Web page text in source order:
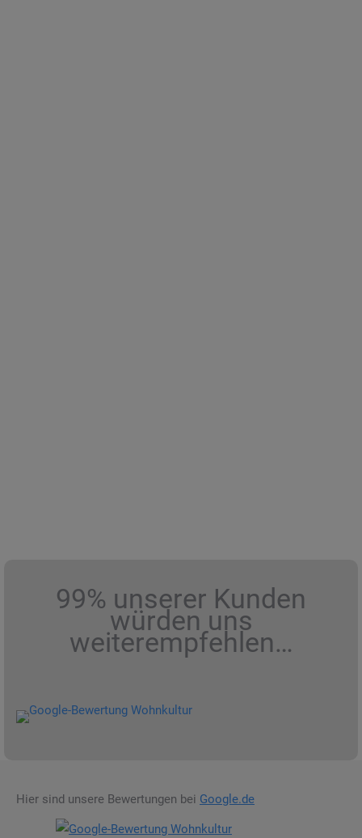
99% unserer Kunden
würden uns
weiterempfehlen…
Hier sind unsere Bewertungen bei Google.de